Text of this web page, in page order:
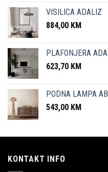
VISILICA ADALIZ
884,00 KM
PLAFONJERA
623,70 KM
PODNA LAMPA
543,00 KM
KONTAKT INFO